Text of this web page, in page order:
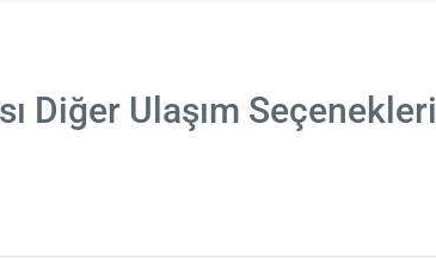
Diğer Ulaşım Seçenekleri